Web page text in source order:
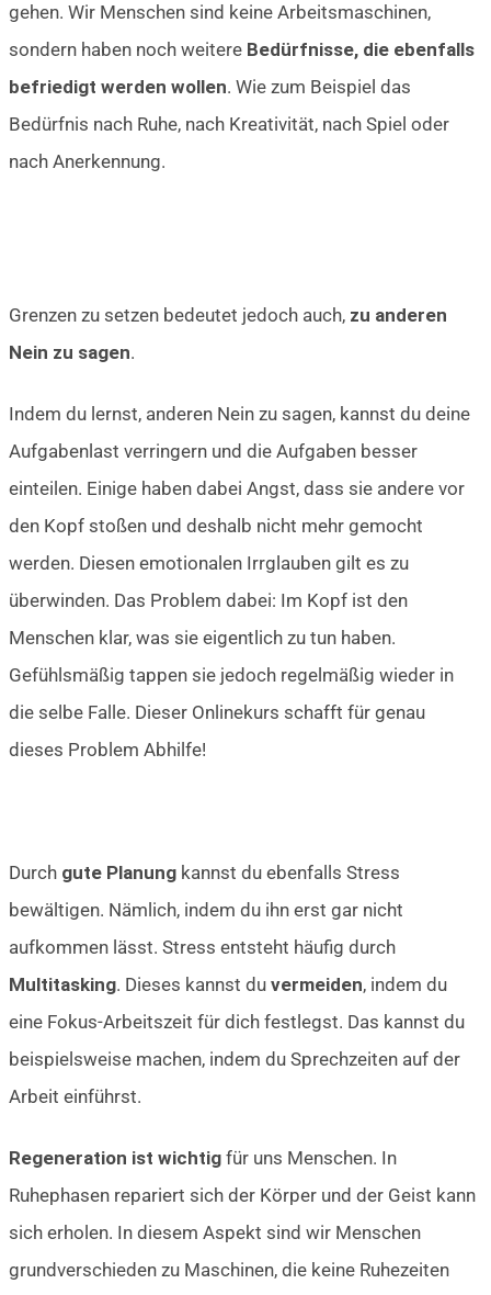
gehen. Wir Menschen sind keine Arbeitsmaschinen,
sondern haben noch weitere Bedürfnisse, die ebenfalls
befriedigt werden wollen. Wie zum Beispiel das
Bedürfnis nach Ruhe, nach Kreativität, nach Spiel oder
nach Anerkennung.
Grenzen zu setzen bedeutet jedoch auch, zu anderen
Nein zu sagen.
Indem du lernst, anderen Nein zu sagen, kannst du deine
Aufgabenlast verringern und die Aufgaben besser
einteilen. Einige haben dabei Angst, dass sie andere vor
den Kopf stoßen und deshalb nicht mehr gemocht
werden. Diesen emotionalen Irrglauben gilt es zu
überwinden. Das Problem dabei: Im Kopf ist den
Menschen klar, was sie eigentlich zu tun haben.
Gefühlsmäßig tappen sie jedoch regelmäßig wieder in
die selbe Falle. Dieser Onlinekurs schafft für genau
dieses Problem Abhilfe!
Durch gute Planung kannst du ebenfalls Stress
bewältigen. Nämlich, indem du ihn erst gar nicht
aufkommen lässt. Stress entsteht häufig durch
Multitasking. Dieses kannst du vermeiden, indem du
eine Fokus-Arbeitszeit für dich festlegst. Das kannst du
beispielsweise machen, indem du Sprechzeiten auf der
Arbeit einführst.
Regeneration ist wichtig für uns Menschen. In
Ruhephasen repariert sich der Körper und der Geist kann
sich erholen. In diesem Aspekt sind wir Menschen
grundverschieden zu Maschinen, die keine Ruhezeiten